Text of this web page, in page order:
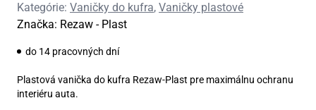
Kategórie: Vaničky do kufra, Vaničky plastové
Značka: Rezaw - Plast
do 14 pracovných dní
Plastová vanička do kufra Rezaw-Plast pre maximálnu ochranu
interiéru auta.